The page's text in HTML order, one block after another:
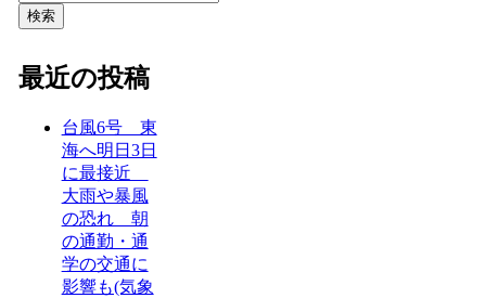
検索
最近の投稿
台風6号 東
海へ明日3日
に最接近
大雨や暴風
の恐れ 朝
の通勤・通
学の交通に
影響も(気象